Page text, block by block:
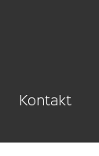
Kontakt